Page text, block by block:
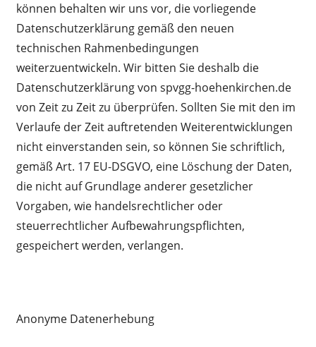
können behalten wir uns vor, die vorliegende
Datenschutzerklärung gemäß den neuen
technischen Rahmenbedingungen
weiterzuentwickeln. Wir bitten Sie deshalb die
Datenschutzerklärung von spvgg-hoehenkirchen.de
von Zeit zu Zeit zu überprüfen. Sollten Sie mit den im
Verlaufe der Zeit auftretenden Weiterentwicklungen
nicht einverstanden sein, so können Sie schriftlich,
gemäß Art. 17 EU-DSGVO, eine Löschung der Daten,
die nicht auf Grundlage anderer gesetzlicher
Vorgaben, wie handelsrechtlicher oder
steuerrechtlicher Aufbewahrungspflichten,
gespeichert werden, verlangen.
Anonyme Datenerhebung